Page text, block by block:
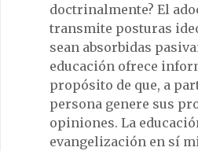
doctrinalmente? El
transmite posturas
sean absorbidas
educación ofrece
propósito de que, a
persona genere sus
opiniones. La
evangelización en sí